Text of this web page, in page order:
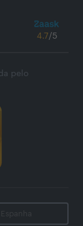
4.7/5
pelo
Espanha